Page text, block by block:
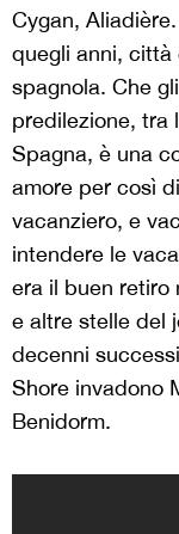
Cygan,
quegli anni,
spagnola. Che
predilezione, tra
Spagna, è una
amore per così
vacanziero, e
intendere le
era il buen retiro
e altre stelle del
decenni
Shore invadono
Benidorm.